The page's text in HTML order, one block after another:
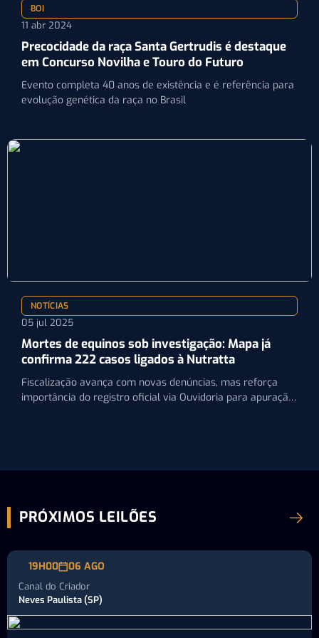
BOI
11 abr 2024
Precocidade da raça Santa Gertrudis é destaque
em Concurso Novilha e Touro do Futuro
Evento completa 40 anos de existência e é referência para
evolução genética da raça no Brasil
NOTÍCIAS
05 jul 2025
Mortes de equinos sob investigação: Mapa já
confirma 222 casos ligados à Nutratta
Fiscalização avança com novas denúncias, mas reforça
importância do registro oficial via Ouvidoria para apuração
PRÓXIMOS LEILÕES
19H00 06 AGO
Canal do Criador
Neves Paulista (SP)